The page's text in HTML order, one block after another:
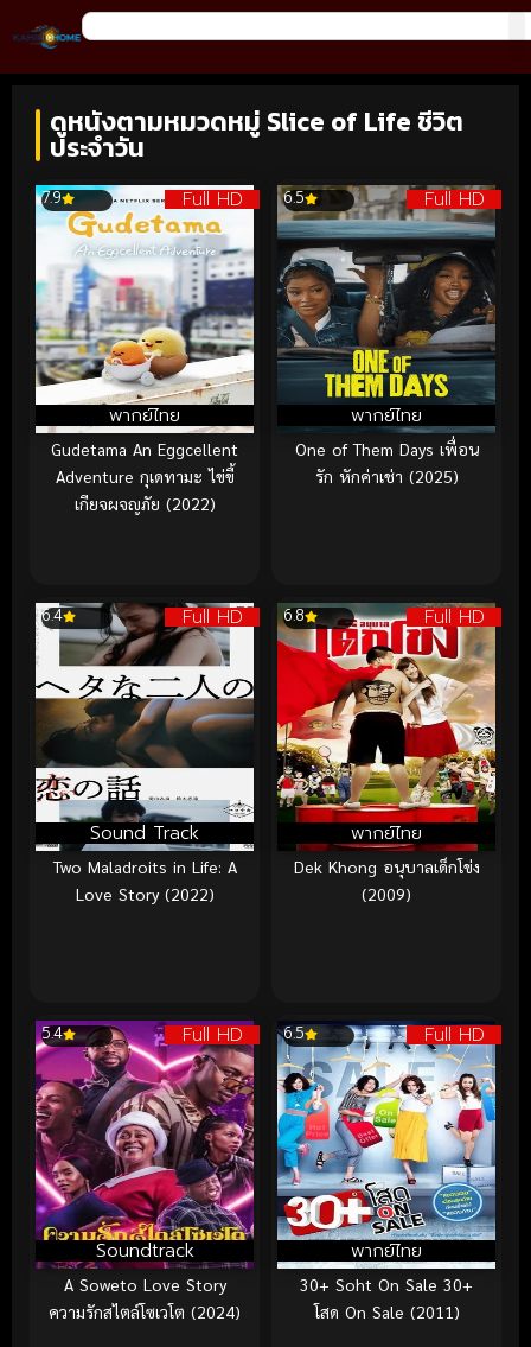
ดูหนังตามหมวดหมู่ Slice of Life ชีวิต
ประจำวัน
Full HD
พากย์ไทย
7.9
Gudetama An Eggcellent
Adventure กุเดทามะ ไข่ขี้
เกียจผจญภัย (2022)
Full HD
พากย์ไทย
6.5
One of Them Days เพื่อน
รัก หักค่าเช่า (2025)
Full HD
Sound Track
6.4
Two Maladroits in Life: A
Love Story (2022)
Full HD
พากย์ไทย
6.8
Dek Khong อนุบาลเด็กโข่ง
(2009)
Full HD
Soundtrack
5.4
A Soweto Love Story
ความรักสไตล์โซเวโต (2024)
Full HD
พากย์ไทย
6.5
30+ Soht On Sale 30+
โสด On Sale (2011)